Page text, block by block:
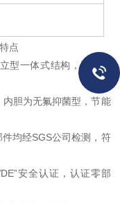
点
型一体式结构，紧凑简
胆为无氟抑菌型，节能
均经SGS公司检测，符
安全认证，认证零部